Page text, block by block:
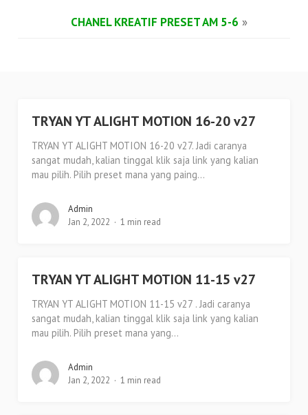
CHANEL KREATIF PRESET AM 5-6 »
TRYAN YT ALIGHT MOTION 16-20 v27
TRYAN YT ALIGHT MOTION 16-20 v27. Jadi caranya
sangat mudah, kalian tinggal klik saja link yang kalian
mau pilih. Pilih preset mana yang paing...
Admin
Jan 2, 2022
1 min read
TRYAN YT ALIGHT MOTION 11-15 v27
TRYAN YT ALIGHT MOTION 11-15 v27 . Jadi caranya
sangat mudah, kalian tinggal klik saja link yang kalian
mau pilih. Pilih preset mana yang...
Admin
Jan 2, 2022
1 min read